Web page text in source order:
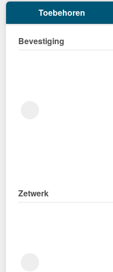
Toebehoren
Bevestiging
Zetwerk